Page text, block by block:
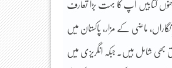
کتابیں آپ کا بہت بڑا تعارف
ماضی کے مزار، پاکستان میں
بھی شامل ہیں۔ جبکہ انگریزی میں